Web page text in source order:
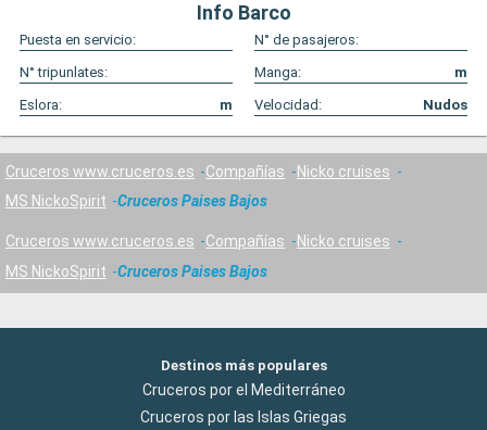
Info Barco
Puesta en servicio:
N° de pasajeros:
N° tripunlates:
Manga:
m
Eslora:
m Velocidad: Nudos
Cruceros www.cruceros.es Compañías
Nicko cruises
MS NickoSpirit
Cruceros Paises Bajos
Cruceros www.cruceros.es Compañías
Nicko cruises
MS NickoSpirit
Cruceros Paises Bajos
Destinos más populares
Cruceros por el Mediterráneo
Cruceros por las Islas Griegas